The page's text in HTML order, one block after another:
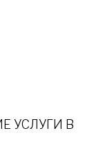
УСЛУГИ В